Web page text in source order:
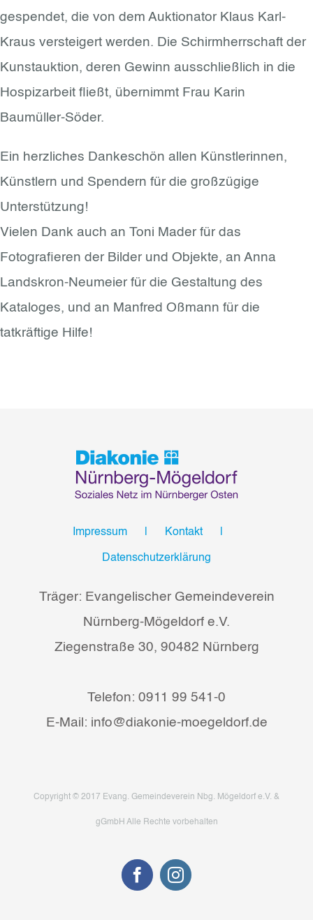
gespendet, die von dem Auktionator Klaus Karl-
Kraus versteigert werden. Die Schirmherrschaft der
Kunstauktion, deren Gewinn ausschließlich in die
Hospizarbeit fließt, übernimmt Frau Karin
Baumüller-Söder.
Ein herzliches Dankeschön allen Künstlerinnen,
Künstlern und Spendern für die großzügige
Unterstützung!
Vielen Dank auch an Toni Mader für das
Fotografieren der Bilder und Objekte, an Anna
Landskron-Neumeier für die Gestaltung des
Kataloges, und an Manfred Oßmann für die
tatkräftige Hilfe!
Impressum Kontakt
Datenschutzerklärung
Träger: Evangelischer Gemeindeverein
Nürnberg-Mögeldorf e.V.
Ziegenstraße 30, 90482 Nürnberg
Telefon: 0911 99 541-0
E-Mail: info@diakonie-moegeldorf.de
Copyright © 2017 Evang. Gemeindeverein Nbg. Mögeldorf e.V. &
gGmbH Alle Rechte vorbehalten
FacebookInstagram